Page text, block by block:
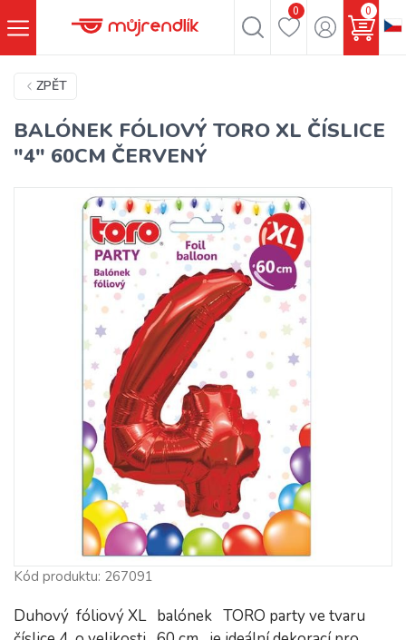
0 0
ZPĚT
BALÓNEK FÓLIOVÝ TORO XL ČÍSLICE
"4" 60CM ČERVENÝ
Kód produktu: 267091
Duhový fóliový XL balónek TORO party ve tvaru